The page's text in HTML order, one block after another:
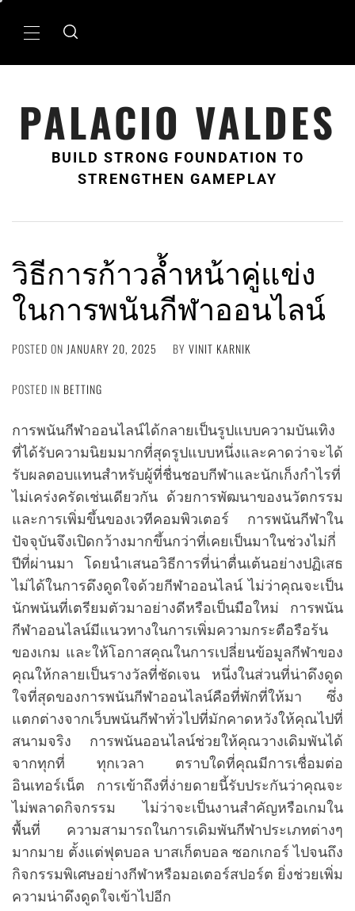
Primary
PALACIO VALDES
BUILD STRONG FOUNDATION TO
STRENGTHEN GAMEPLAY
วิธีการก้าวล้ำหน้าคู่แข่ง
ในการพนันกีฬาออนไลน์
POSTED ON JANUARY 20, 2025 BY VINIT KARNIK
POSTED IN BETTING
การพนันกีฬาออนไลน์ได้กลายเป็นรูปแบบความบันเทิง
ที่ได้รับความนิยมมากที่สุดรูปแบบหนึ่งและคาดว่าจะได้
รับผลตอบแทนสำหรับผู้ที่ชื่นชอบกีฬาและนักเก็งกำไรที่
ไม่เคร่งครัดเช่นเดียวกัน ด้วยการพัฒนาของนวัตกรรม
และการเพิ่มขึ้นของเวทีคอมพิวเตอร์ การพนันกีฬาใน
ปัจจุบันจึงเปิดกว้างมากขึ้นกว่าที่เคยเป็นมาในช่วงไม่กี่
ปีที่ผ่านมา โดยนำเสนอวิธีการที่น่าตื่นเต้นอย่างปฏิเสธ
ไม่ได้ในการดึงดูดใจด้วยกีฬาออนไลน์ ไม่ว่าคุณจะเป็น
นักพนันที่เตรียมตัวมาอย่างดีหรือเป็นมือใหม่ การพนัน
กีฬาออนไลน์มีแนวทางในการเพิ่มความกระตือรือร้น
ของเกม และให้โอกาสคุณในการเปลี่ยนข้อมูลกีฬาของ
คุณให้กลายเป็นรางวัลที่ชัดเจน หนึ่งในส่วนที่น่าดึงดูด
ใจที่สุดของการพนันกีฬาออนไลน์คือที่พักที่ให้มา ซึ่ง
แตกต่างจากเว็บพนันกีฬาทั่วไปที่มักคาดหวังให้คุณไปที่
สนามจริง การพนันออนไลน์ช่วยให้คุณวางเดิมพันได้
จากทุกที่ ทุกเวลา ตราบใดที่คุณมีการเชื่อมต่อ
อินเทอร์เน็ต การเข้าถึงที่ง่ายดายนี้รับประกันว่าคุณจะ
ไม่พลาดกิจกรรม ไม่ว่าจะเป็นงานสำคัญหรือเกมใน
พื้นที่ ความสามารถในการเดิมพันกีฬาประเภทต่างๆ
มากมาย ตั้งแต่ฟุตบอล บาสเก็ตบอล ซอกเกอร์ ไปจนถึง
กิจกรรมพิเศษอย่างกีฬาหรือมอเตอร์สปอร์ต ยิ่งช่วยเพิ่ม
ความน่าดึงดูดใจเข้าไปอีก